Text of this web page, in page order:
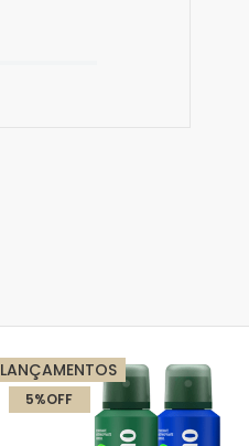
LANÇAMENTOS
5%OFF